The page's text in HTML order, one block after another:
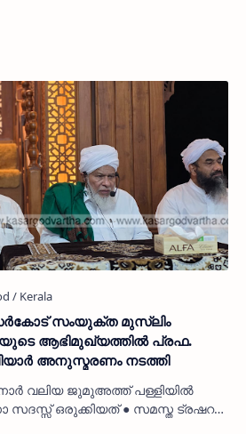
സംയുക്ത മുസ്ലിം
ആഭിമുഖ്യത്തിൽ പ്രഫ.
അനുസ്മരണം നടത്തി
വലിയ ജുമുഅത്ത് പള്ളിയിൽ
സദസ്സ് ഒരുക്കിയത് ● സമസ്ത ട്രഷറർ